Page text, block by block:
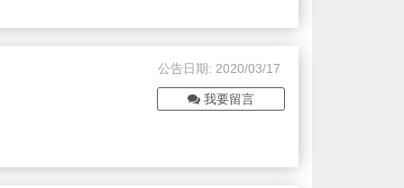
公告日期: 2020/03/17
我要留言